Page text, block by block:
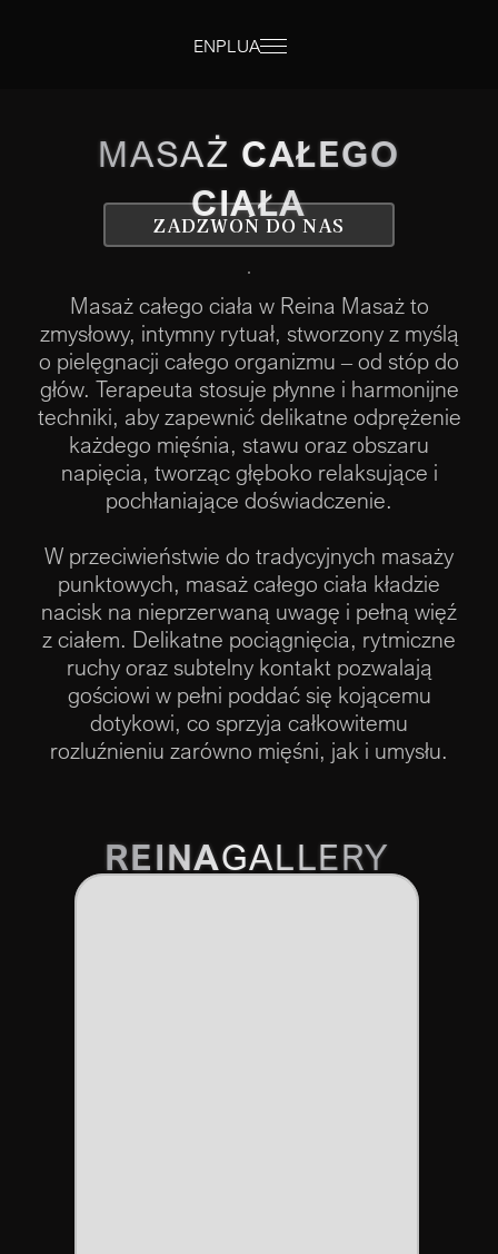
ENPLUA
MASAŻ CAŁEGO
CIAŁA
ZADZWOŃ DO NAS
Masaż całego ciała w Reina Masaż to
zmysłowy, intymny rytuał, stworzony z myślą
o pielęgnacji całego organizmu – od stóp do
głów. Terapeuta stosuje płynne i harmonijne
techniki, aby zapewnić delikatne odprężenie
każdego mięśnia, stawu oraz obszaru
napięcia, tworząc głęboko relaksujące i
pochłaniające doświadczenie.
W przeciwieństwie do tradycyjnych masaży
punktowych, masaż całego ciała kładzie
nacisk na nieprzerwaną uwagę i pełną więź
z ciałem. Delikatne pociągnięcia, rytmiczne
ruchy oraz subtelny kontakt pozwalają
gościowi w pełni poddać się kojącemu
dotykowi, co sprzyja całkowitemu
rozluźnieniu zarówno mięśni, jak i umysłu.
REINAGALLERY